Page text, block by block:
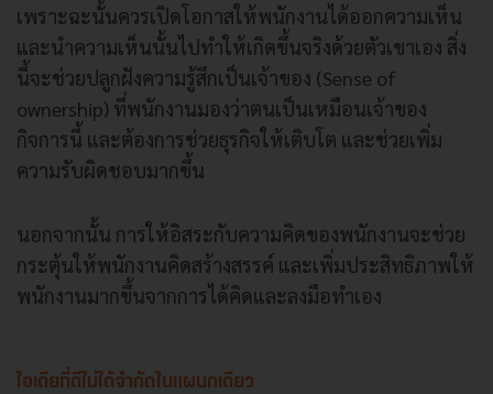
เพราะฉะนั้นควรเปิดโอกาสให้พนักงานได้ออกความเห็น
และนำความเห็นนั้นไปทำให้เกิดขึ้นจริงด้วยตัวเขาเอง สิ่ง
นี้จะช่วยปลูกฝังความรู้สึกเป็นเจ้าของ (Sense of
ownership) ที่พนักงานมองว่าตนเป็นเหมือนเจ้าของ
กิจการนี้ และต้องการช่วยธุรกิจให้เติบโต และช่วยเพิ่ม
ความรับผิดชอบมากขึ้น
นอกจากนั้น การให้อิสระกับความคิดของพนักงานจะช่วย
กระตุ้นให้พนักงานคิดสร้างสรรค์ และเพิ่มประสิทธิภาพให้
พนักงานมากขึ้นจากการได้คิดและลงมือทำเอง
ไอเดียที่ดีไม่ได้จำกัดในแผนกเดียว